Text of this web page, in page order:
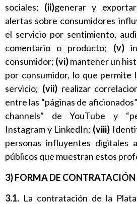
sociales; (ii)generar y
alertas sobre consumidores
el servicio por sentimiento,
comentario o producto; (v)
consumidor; (vi)mantener un
por consumidor, lo que permite
servicio; (vii) realizar
entre las “páginas de
channels” de YouTube y
Instagram y LinkedIn; (viii)
personas influyentes digitales
públicos que muestran estos
3) FORMA DE CONTRATACIÓN
3.1. La contratación de la